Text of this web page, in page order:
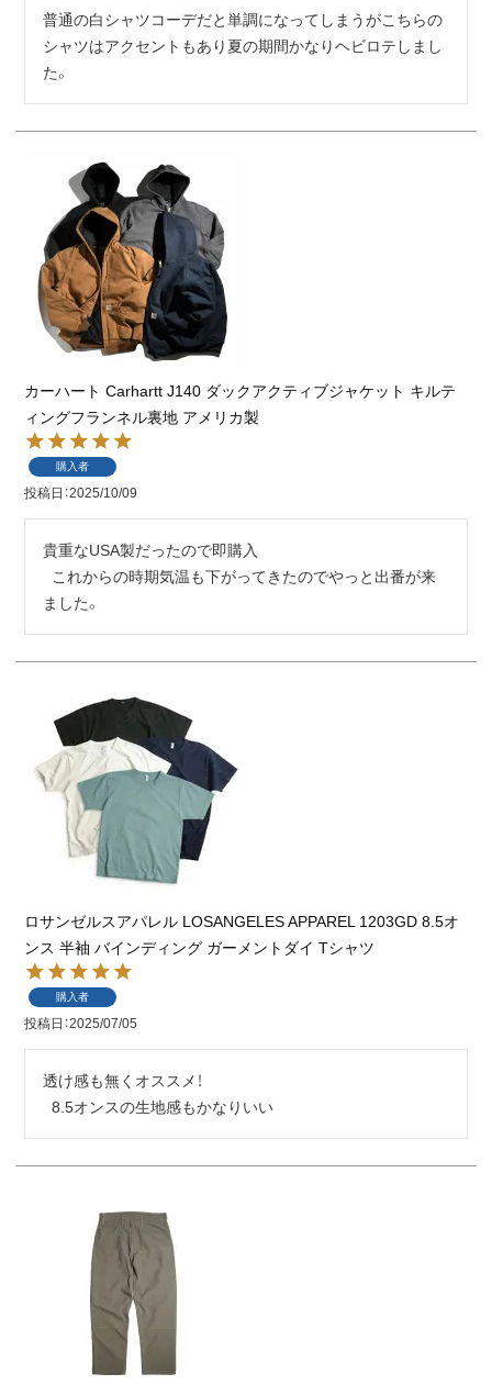
普通の白シャツコーデだと単調になってしまうがこちらの
シャツはアクセントもあり夏の期間かなりヘビロテしまし
た。
カーハート Carhartt J140 ダックアクティブジャケット キルテ
ィングフランネル裏地 アメリカ製
購入者
投稿日 2025/10/09
貴重なUSA製だったので即購入
ました。
ロサンゼルスアパレル LOSANGELES APPAREL 1203GD 8.5オ
ンス 半袖 バインディング ガーメントダイ Tシャツ
購入者
投稿日 2025/07/05
透け感も無くオススメ！
  8.5オンスの生地感もかなりいい